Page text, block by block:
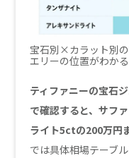
宝石別×カラット別
エリーの位置がわかる
ティファニーの宝石
で確認すると、サフ
ライト5ctの200万円
では具体相場テーブ